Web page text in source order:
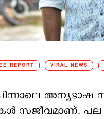
REPORT VIRAL NEWS
അന്യഭാഷ
സജീവമാണ്.